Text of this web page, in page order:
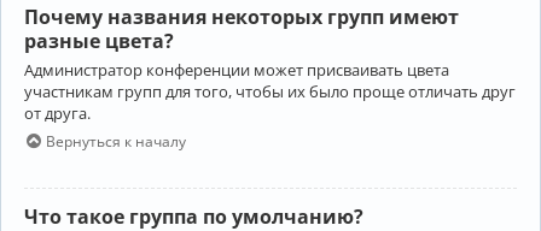
Почему названия некоторых групп имеют
разные цвета?
Администратор конференции может присваивать цвета
участникам групп для того, чтобы их было проще отличать друг
от друга.
Вернуться к началу
Что такое группа по умолчанию?